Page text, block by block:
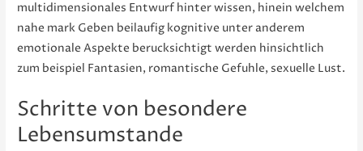
multidimensionales Entwurf hinter wissen, hinein welchem
nahe mark Geben beilaufig kognitive unter anderem
emotionale Aspekte berucksichtigt werden hinsichtlich
zum beispiel Fantasien, romantische Gefuhle, sexuelle Lust.
Schritte von besondere
Lebensumstande